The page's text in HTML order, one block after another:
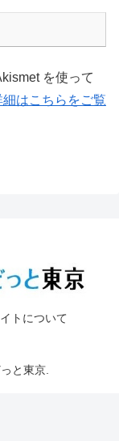
を使って
はこちらをご覧
トについて
と東京.